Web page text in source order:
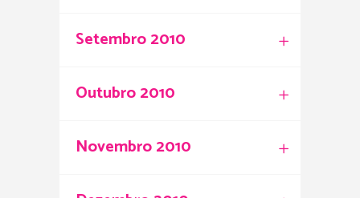
Setembro 2010
Outubro 2010
Novembro 2010